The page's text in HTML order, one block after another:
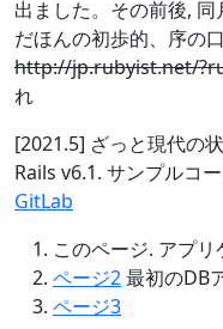
出ました。その前後,
だほんの初歩的、序の
http://jp.rubyist.net/
れ
[2021.5] ざっと現代の
Rails v6.1. サンプルコ
GitLab
このページ. アプリ
ページ2最初のDB
ページ3